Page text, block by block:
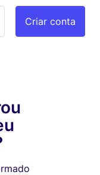
Criar conta